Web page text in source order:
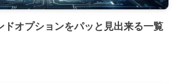
ドオプションをパッと見出来る一覧